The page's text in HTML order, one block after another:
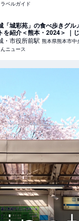
ベルガイド
「城彩苑」の食べ歩きグル
を紹介＜熊本・2024＞ ｜
・市役所前駅 熊本県熊本市中
ニュース